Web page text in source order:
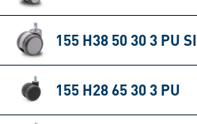
155 H38 50 30 3 PU SI
155 H28 65 30 3 PU